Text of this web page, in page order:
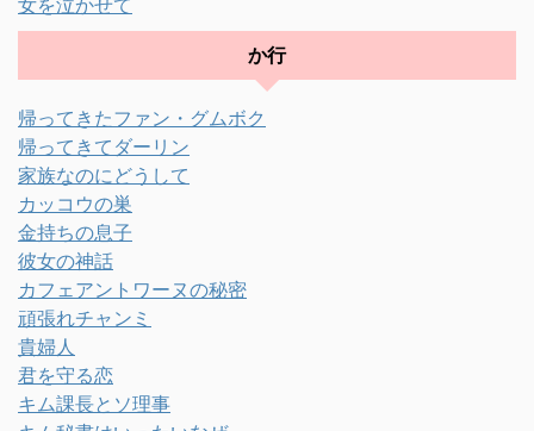
か行
帰ってきたファン・グムボク
帰ってきてダーリン
家族なのにどうして
カッコウの巣
金持ちの息子
彼女の神話
カフェアントワーヌの秘密
頑張れチャンミ
貴婦人
君を守る恋
キム課長とソ理事